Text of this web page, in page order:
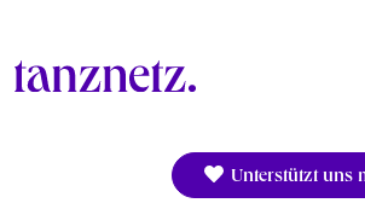
Unterstützt uns